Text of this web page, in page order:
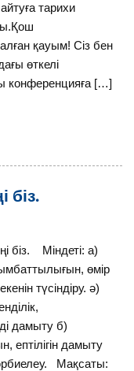
тарихи
қауым! Сіз бен
өткелі
конференцияға […]
біз.
біз. Міндеті: а)
өмір
түсіндіру. ә)
дамыту б)
дамыту
Мақсаты: